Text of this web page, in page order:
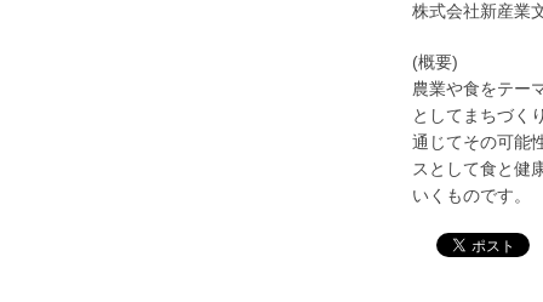
株式会社新産
(概要)
農業や食をテー
としてまちづく
通じてその可能
スとして食と健
いくものです。